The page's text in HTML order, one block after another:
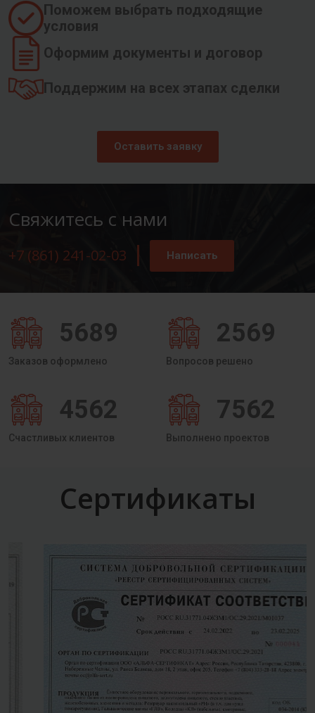
Поможем выбрать подходящие
условия
Оформим документы и договор
Поддержим на всех этапах сделки
Оставить заявку
Свяжитесь с нами
+7 (861) 241-02-03 Написать
5689
Заказов оформлено
2569
Вопросов решено
4562
Счастливых клиентов
7562
Выполнено проектов
Сертификаты